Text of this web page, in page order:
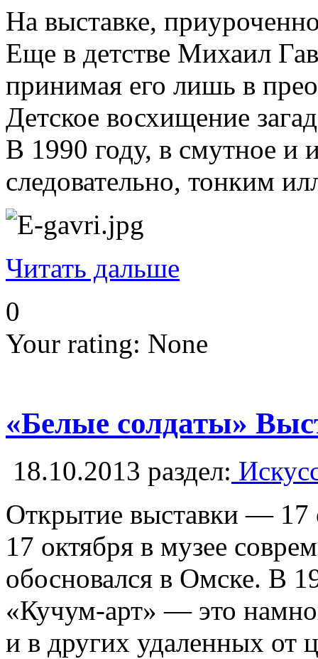
На выставке,
Еще в детстве Михаил
принимая его лишь в
Детское восхищение
В 1990 году, в смутное и
следовательно, тонким
Читать дальше
0
Your rating: None
«Белые солдаты»
18.10.2013 раздел:
Открытие выставки — 17
17 октября в музее
обосновался в Омске. В
«Кучум-арт» — это
и в других удаленных от